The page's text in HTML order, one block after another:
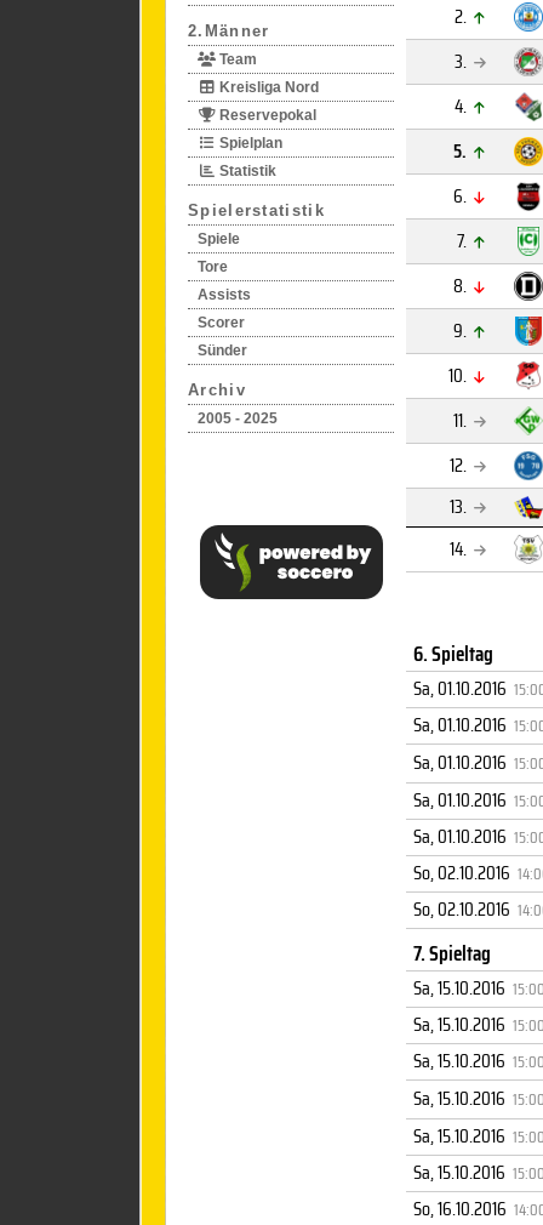
2.Männer
Team
Kreisliga Nord
Reservepokal
Spielplan
Statistik
Spielerstatistik
Spiele
Tore
Assists
Scorer
Sünder
Archiv
2005 - 2025
2.
3.
4.
5.
6.
7.
8.
9.
10.
11.
12.
13.
14.
6. Spieltag
Sa, 01.10.2016
Sa, 01.10.2016
Sa, 01.10.2016
Sa, 01.10.2016
Sa, 01.10.2016
So, 02.10.2016
So, 02.10.2016
7. Spieltag
Sa, 15.10.2016
Sa, 15.10.2016
Sa, 15.10.2016
Sa, 15.10.2016
Sa, 15.10.2016
Sa, 15.10.2016
So, 16.10.2016